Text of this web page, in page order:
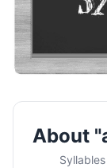
About
Syllables